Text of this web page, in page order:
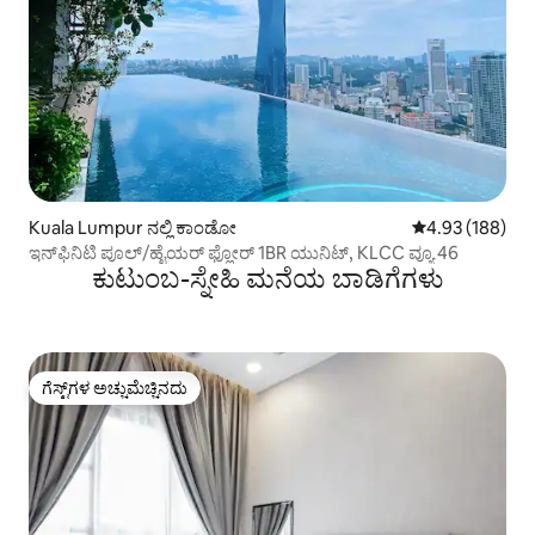
Kuala Lumpur ನಲ್ಲಿ ಕಾಂಡೋ 5 ರಲ್ಲಿ 4.93
4.93 (188)
ಇನ್‌ಫಿನಿಟಿ ಪೂಲ್/ಹೈಯರ್ ಫ್ಲೋರ್ 1BR ಯುನಿಟ್, KLCC ವ್ಯೂ 46
ಕುಟುಂಬ-ಸ್ನೇಹಿ ಮನೆಯ ಬಾಡಿಗೆಗಳು
ಗೆಸ್ಟ್‌ಗಳ ಅಚ್ಚುಮೆಚ್ಚಿನದು
ಗೆಸ್ಟ್‌ಗಳ ಅಚ್ಚುಮೆಚ್ಚಿನದು